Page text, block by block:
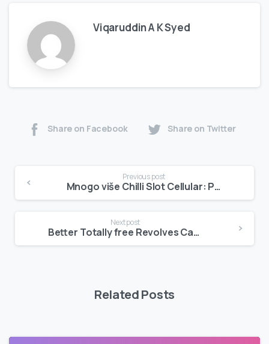
Viqaruddin A K Syed
Share on Facebook Share on Twitter
Previous post
Mnogo više Chilli Slot Cellular: Potpuno besplatni Revolves i podsticaj za pretplatu
Next post
Better Totally free Revolves Casino Bonuses 2025 Earn Real money Quick
Related Posts